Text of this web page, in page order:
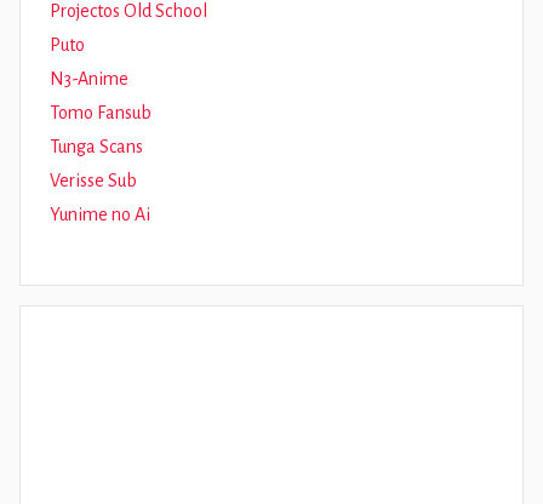
Projectos Old School
Puto
N3-Anime
Tomo Fansub
Tunga Scans
Verisse Sub
Yunime no Ai